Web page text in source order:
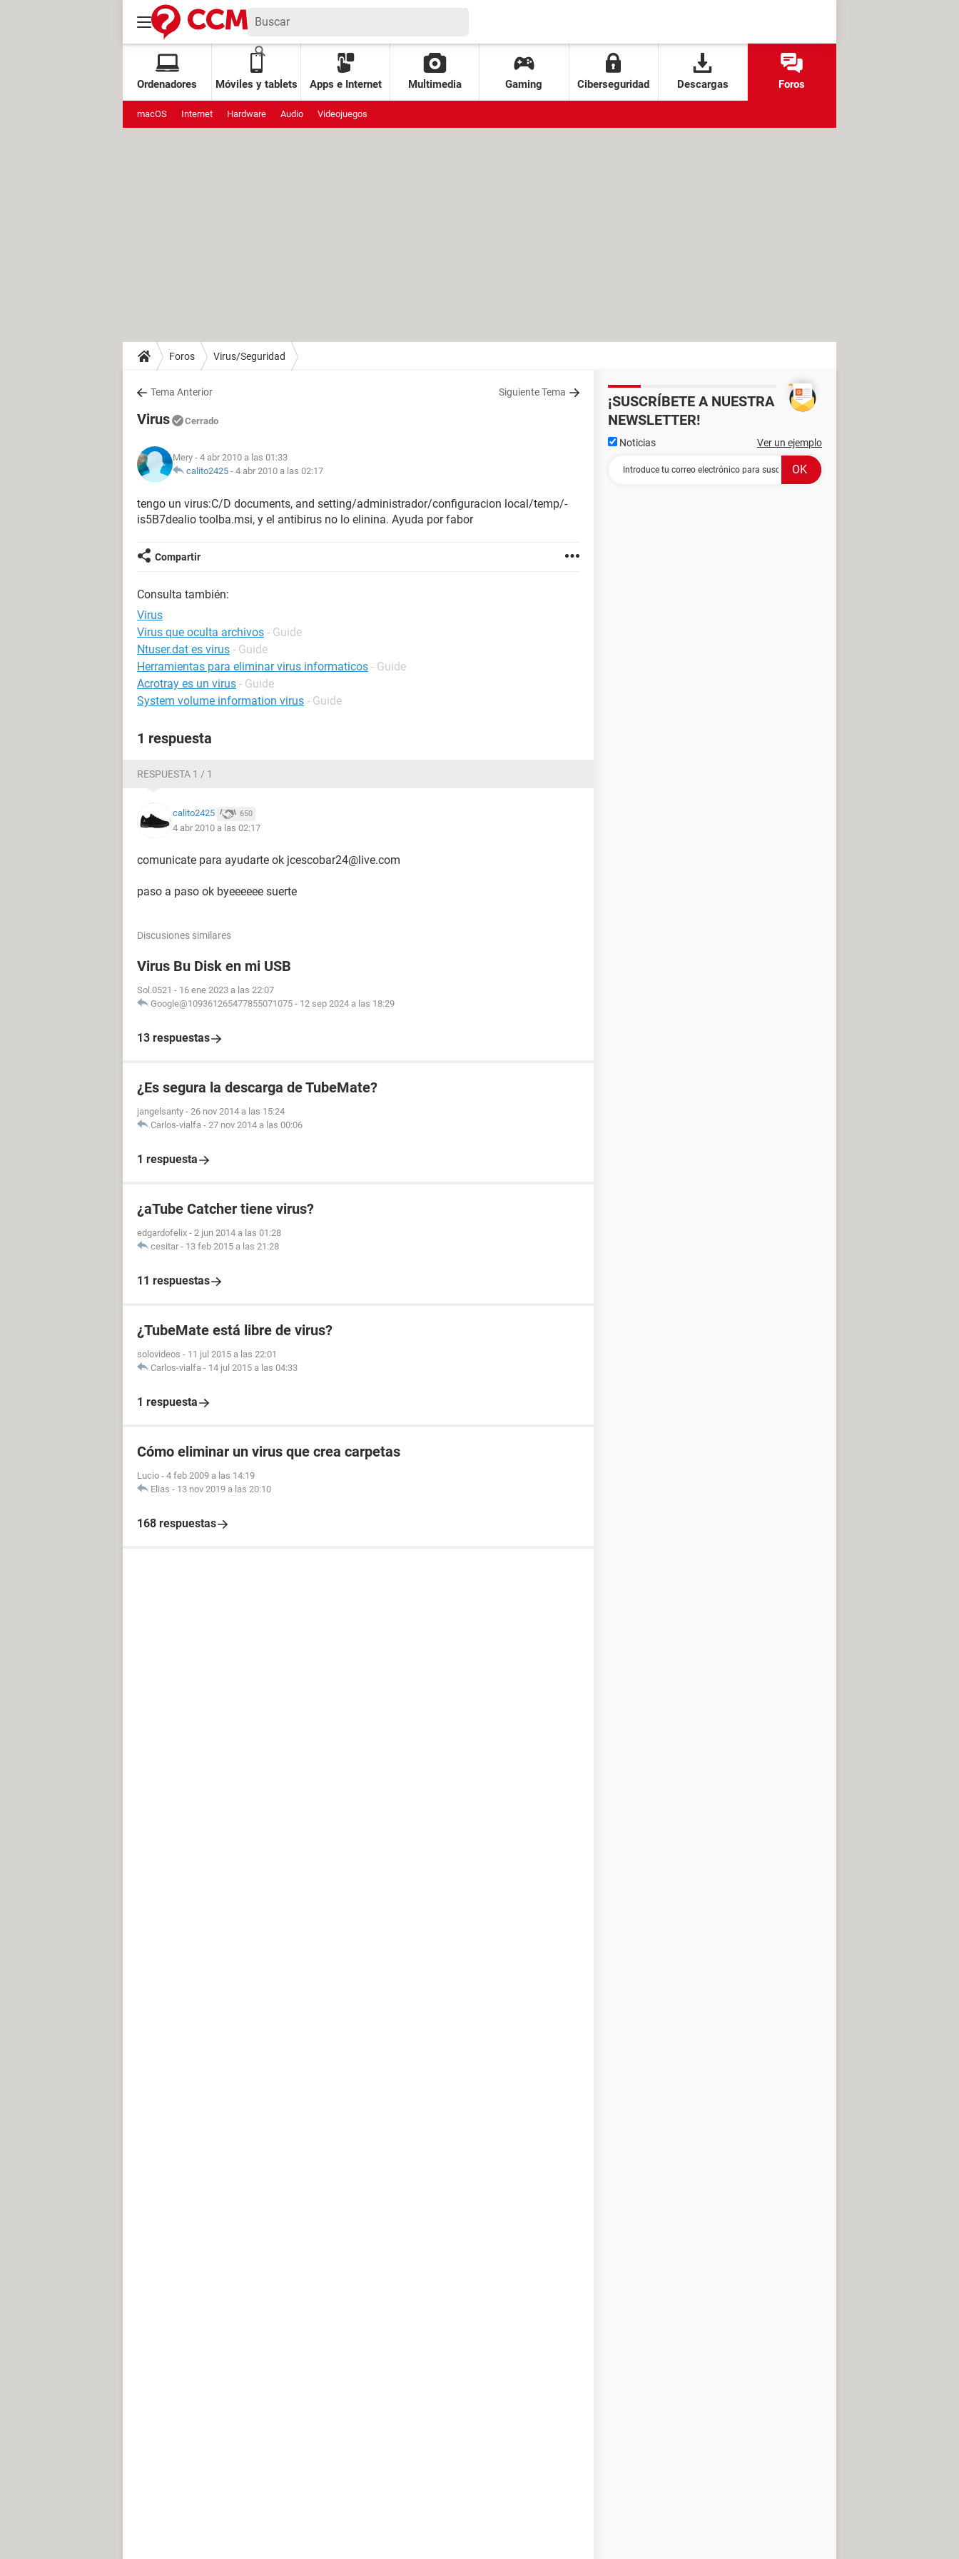
Ordenadores Móviles y tablets Apps e Internet Multimedia Gaming Ciberseguridad Descargas Foros
macOS Internet Hardware Audio Videojuegos
Foros Virus/Seguridad
Tema Anterior Siguiente Tema
Virus Cerrado
Mery - 4 abr 2010 a las 01:33
calito2425 - 4 abr 2010 a las 02:17
tengo un virus:C/D documents, and setting/administrador/configuracion local/temp/-
is5B7dealio toolba.msi, y el antibirus no lo elinina. Ayuda por fabor
Compartir
Consulta también:
Virus
Virus que oculta archivos - Guide
Ntuser.dat es virus - Guide
Herramientas para eliminar virus informaticos - Guide
Acrotray es un virus - Guide
System volume information virus - Guide
1 respuesta
RESPUESTA 1 / 1
calito2425 650
4 abr 2010 a las 02:17
comunicate para ayudarte ok jcescobar24@live.com
paso a paso ok byeeeeee suerte
Discusiones similares
Virus Bu Disk en mi USB
Sol.0521 - 16 ene 2023 a las 22:07
Google@109361265477855071075 - 12 sep 2024 a las 18:29
13 respuestas
¿Es segura la descarga de TubeMate?
jangelsanty - 26 nov 2014 a las 15:24
Carlos-vialfa - 27 nov 2014 a las 00:06
1 respuesta
¿aTube Catcher tiene virus?
edgardofelix - 2 jun 2014 a las 01:28
cesitar - 13 feb 2015 a las 21:28
11 respuestas
¿TubeMate está libre de virus?
solovideos - 11 jul 2015 a las 22:01
Carlos-vialfa - 14 jul 2015 a las 04:33
1 respuesta
Cómo eliminar un virus que crea carpetas
Lucio - 4 feb 2009 a las 14:19
Elias - 13 nov 2019 a las 20:10
168 respuestas
¡SUSCRÍBETE A NUESTRA
NEWSLETTER!
Noticias Ver un ejemplo